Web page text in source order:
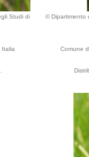
Studi di
Italia
© Dipartimento
Comune